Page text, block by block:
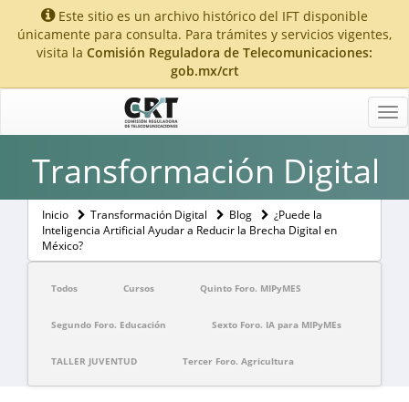
Este sitio es un archivo histórico del IFT disponible
únicamente para consulta. Para trámites y servicios vigentes,
visita la Comisión Reguladora de Telecomunicaciones:
gob.mx/crt
Transformación Digital
Inicio Transformación Digital Blog
¿Puede la
Inteligencia Artificial Ayudar a Reducir la Brecha Digital en
México?
Todos Cursos Quinto Foro. MIPyMES
Segundo Foro. Educación Sexto Foro. IA para MIPyMEs
TALLER JUVENTUD Tercer Foro. Agricultura